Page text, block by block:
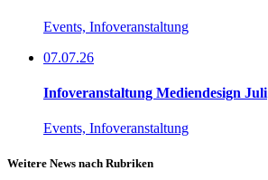
Events, Infoveranstaltung
07.07.26
Infoveranstaltung Mediendesign Juli
Events, Infoveranstaltung
Weitere News nach Rubriken